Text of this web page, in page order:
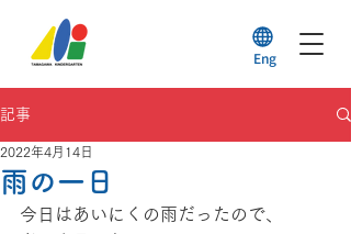
Eng
記事
雨の一日
2022年4月14日
今日はあいにくの雨だったので、